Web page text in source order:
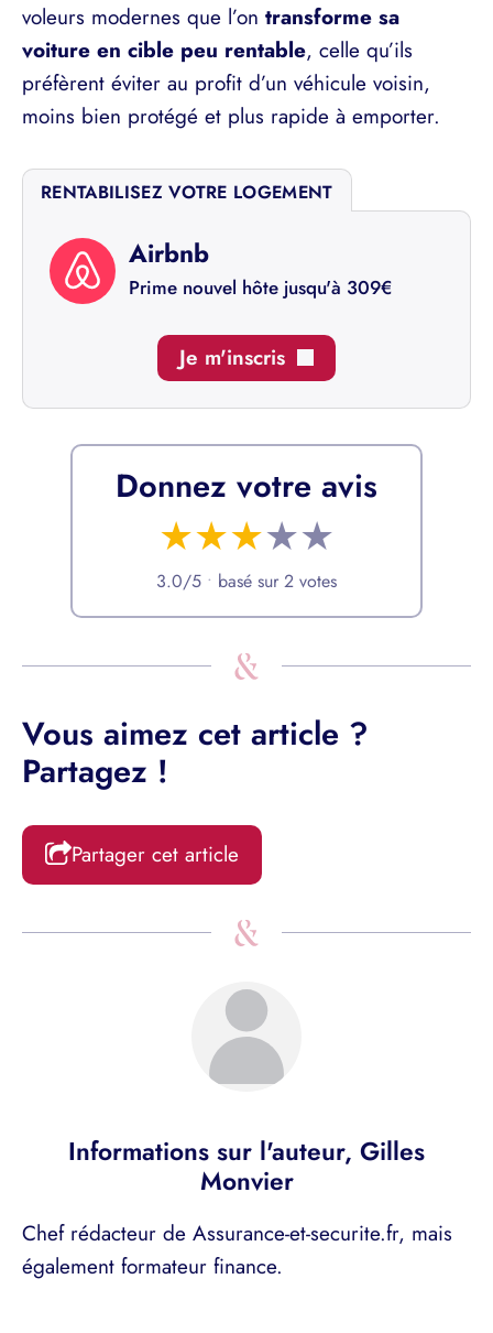
voleurs modernes que l’on transforme sa
voiture en cible peu rentable, celle qu’ils
préfèrent éviter au profit d’un véhicule voisin,
moins bien protégé et plus rapide à emporter.
RENTABILISEZ VOTRE LOGEMENT
Airbnb
Prime nouvel hôte jusqu'à 309€
Je m'inscris
Donnez votre avis
★★★★★
3.0/5 • basé sur 2 votes
Vous aimez cet article ?
Partagez !
Partager cet article
Informations sur l'auteur, Gilles
Monvier
Chef rédacteur de Assurance-et-securite.fr, mais
également formateur finance.